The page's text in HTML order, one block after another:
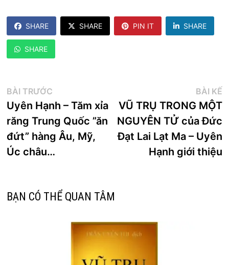
SHARE SHARE PIN IT SHARE
SHARE
Điều
hướng
bài
viết
BÀI TRƯỚC
trước:
Uyên Hạnh – Tăm xỉa
răng Trung Quốc ”ăn
đứt” hàng Âu, Mỹ,
Úc châu…
BÀI KẾ
VŨ TRỤ TRONG MỘT
NGUYÊN TỬ của Đức
Đạt Lai Lạt Ma – Uyên
Hạnh giới thiệu
BẠN CÓ THỂ QUAN TÂM